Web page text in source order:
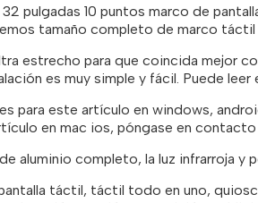
pulgadas 10 puntos marco de
tamaño completo de marco
estrecho para que coincida mejor
es muy simple y fácil. Puede leer
para este artículo en windows,
en mac ios, póngase en
aluminio completo, la luz infrarroja y
táctil, táctil todo en uno,